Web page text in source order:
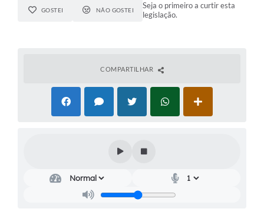
GOSTEI NÃO GOSTEI
Seja o primeiro a curtir esta
legislação.
COMPARTILHAR